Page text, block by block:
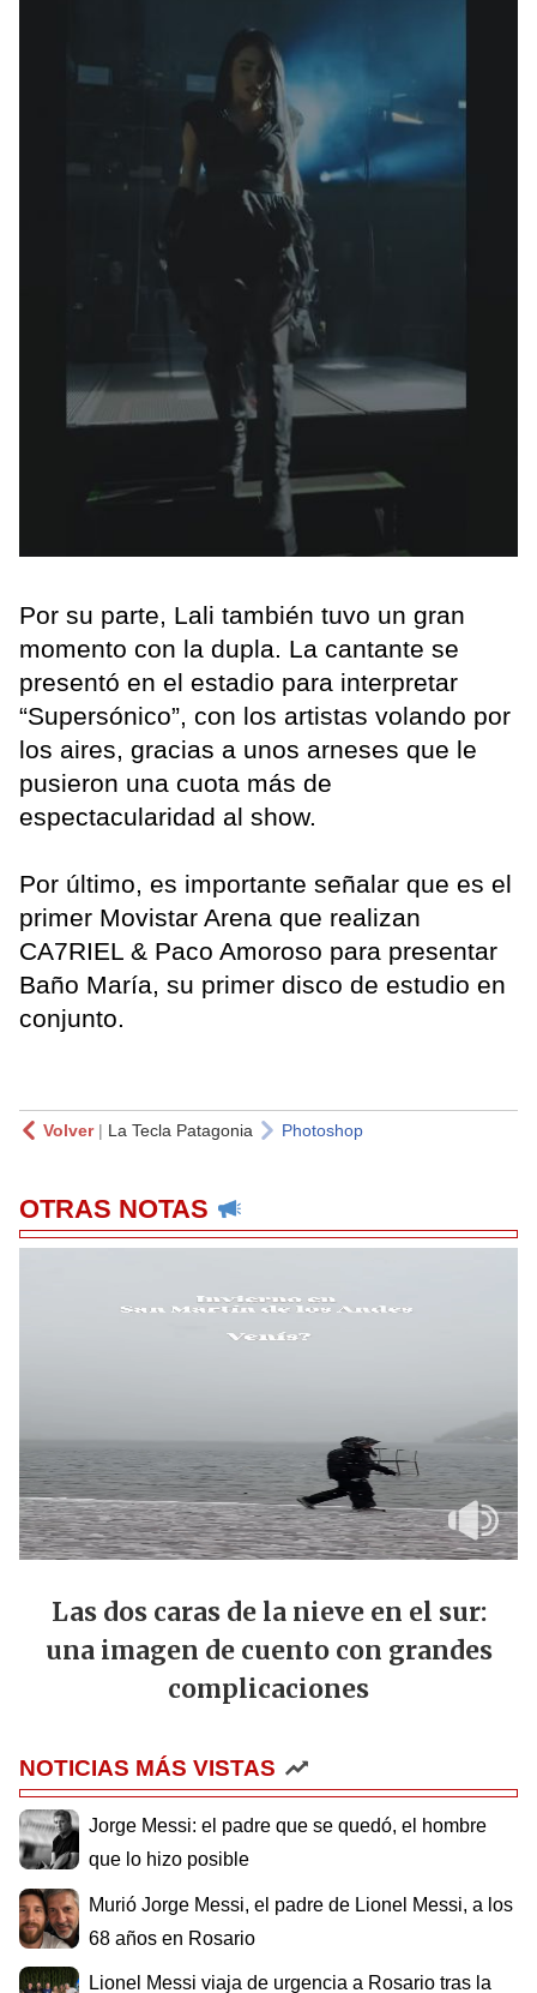
Por su parte, Lali también tuvo un gran
momento con la dupla. La cantante se
presentó en el estadio para interpretar
“Supersónico”, con los artistas volando por
los aires, gracias a unos arneses que le
pusieron una cuota más de
espectacularidad al show.
Por último, es importante señalar que es el
primer Movistar Arena que realizan
CA7RIEL & Paco Amoroso para presentar
Baño María, su primer disco de estudio en
conjunto.
Volver| La Tecla Patagonia Photoshop
OTRAS NOTAS
Las dos caras de la nieve en el sur:
una imagen de cuento con grandes
complicaciones
NOTICIAS MÁS VISTAS
Jorge Messi: el padre que se quedó, el hombre
que lo hizo posible
Murió Jorge Messi, el padre de Lionel Messi, a los
68 años en Rosario
Lionel Messi viaja de urgencia a Rosario tras la